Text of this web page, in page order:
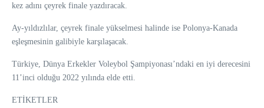
kez adını çeyrek finale yazdıracak.
Ay-yıldızlılar, çeyrek finale yükselmesi halinde ise Polonya-Kanada
eşleşmesinin galibiyle karşılaşacak.
Türkiye, Dünya Erkekler Voleybol Şampiyonası’ndaki en iyi derecesini
11’inci olduğu 2022 yılında elde etti.
ETİKETLER